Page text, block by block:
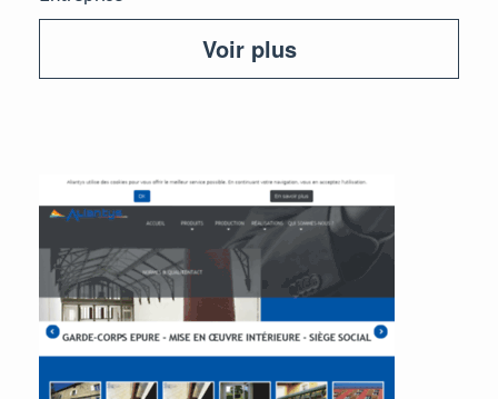
Voir plus